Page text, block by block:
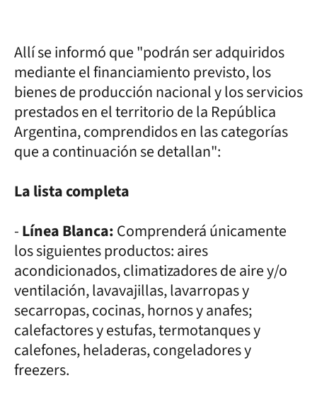
Allí se informó que "podrán ser adquiridos
mediante el financiamiento previsto, los
bienes de producción nacional y los servicios
prestados en el territorio de la República
Argentina, comprendidos en las categorías
que a continuación se detallan":
La lista completa
-Línea Blanca:Comprenderá únicamente
los siguientes productos: aires
acondicionados, climatizadores de aire y/o
ventilación, lavavajillas, lavarropas y
secarropas, cocinas, hornos y anafes;
calefactores y estufas, termotanques y
calefones, heladeras, congeladores y
freezers.